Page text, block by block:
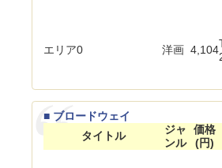
エリア0 洋画 4,104
■ ブロードウェイ
タイトル
ジャ
ンル
価格
(円)